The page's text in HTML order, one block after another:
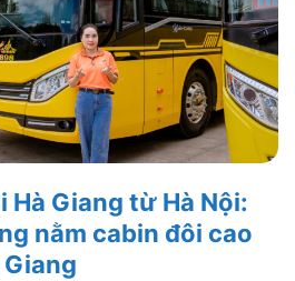
Hà Giang từ Hà Nội:
nằm cabin đôi cao